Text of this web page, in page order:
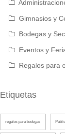
Gimnasios y
Bodegas y
Eventos y
Regalos para
Etiquetas
regalos para bodegas